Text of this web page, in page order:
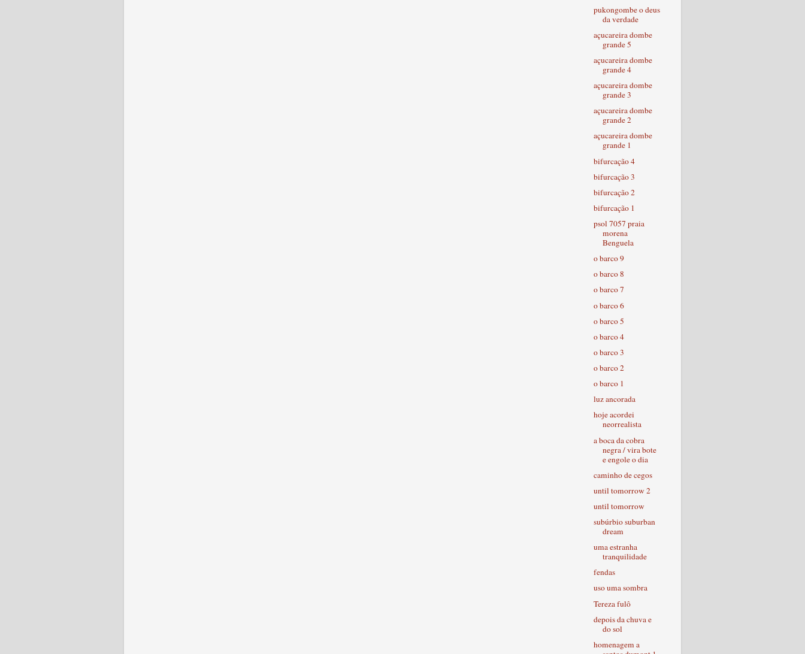
pukongombe o deus
da verdade
açucareira dombe
grande 5
açucareira dombe
grande 4
açucareira dombe
grande 3
açucareira dombe
grande 2
açucareira dombe
grande 1
bifurcação 4
bifurcação 3
bifurcação 2
bifurcação 1
psol 7057 praia
morena
Benguela
o barco 9
o barco 8
o barco 7
o barco 6
o barco 5
o barco 4
o barco 3
o barco 2
o barco 1
luz ancorada
hoje acordei
neorrealista
a boca da cobra
negra / vira bote
e engole o dia
caminho de cegos
until tomorrow 2
until tomorrow
subúrbio suburban
dream
uma estranha
tranquilidade
fendas
uso uma sombra
Tereza fulô
depois da chuva e
do sol
homenagem a